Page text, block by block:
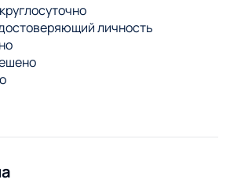
личность
в цену